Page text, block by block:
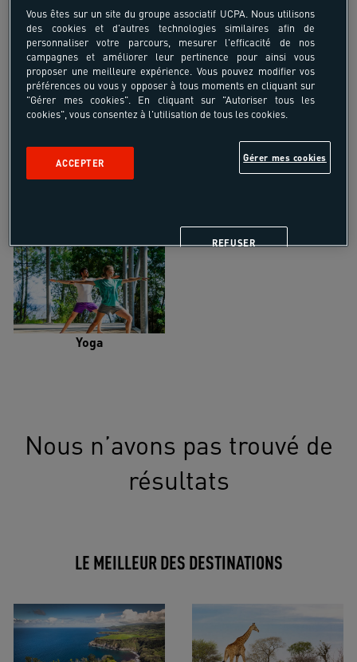
Trail Trek-Randonnée pédestre
Vélo de randonnée
Yoga
Nous n’avons pas trouvé de
résultats
LE MEILLEUR DES DESTINATIONS
Vous êtes sur un site du groupe associatif UCPA. Nous utilisons
des cookies et d'autres technologies similaires afin de
personnaliser votre parcours, mesurer l'efficacité de nos
campagnes et améliorer leur pertinence pour ainsi vous
proposer une meilleure expérience. Vous pouvez modifier vos
préférences ou vous y opposer à tous moments en cliquant sur
"Gérer mes cookies". En cliquant sur "Autoriser tous les
cookies", vous consentez à l'utilisation de tous les cookies.
Gérer mes cookies
REFUSER
ACCEPTER